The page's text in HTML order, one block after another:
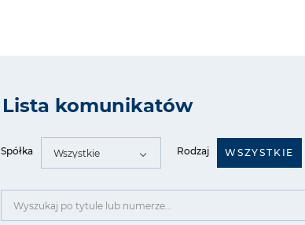
Lista komunikatów
Spółka Rodzaj WSZYSTKIE